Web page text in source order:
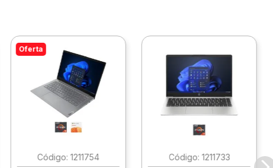
Oferta
: 1211754
: 1211733